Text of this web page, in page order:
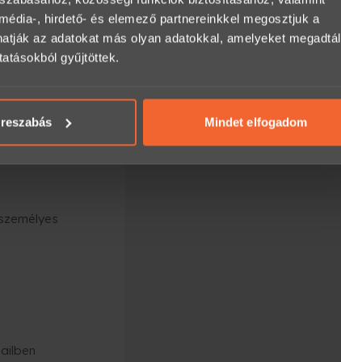
, hirdető- és elemező partnereinkkel megosztjuk a
az adatokat más olyan adatokkal, amelyeket megadtál
gyűjtöttek.
Mindet elfogadom
több ezer
(időtartam,